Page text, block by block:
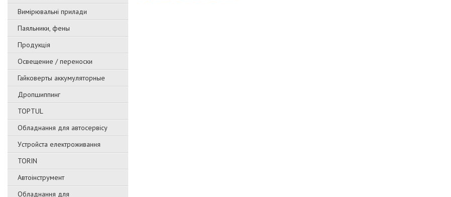
Вимірювальні прилади
Паяльники, фены
Продукція
Освещение / переноски
Гайковерты аккумуляторные
Дропшиппинг
TOPTUL
Обладнання для автосервісу
Уcтpoйстa елeктpoживання
TORIN
Автоінструмент
Обладнання для